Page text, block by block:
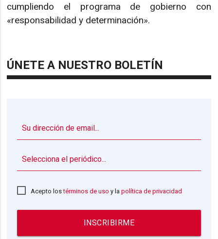
cumpliendo el programa de gobierno con
«responsabilidad y determinación».
ÚNETE A NUESTRO BOLETÍN
Acepto lostérminos de uso y lapolítica de privacidad
INSCRIBIRME